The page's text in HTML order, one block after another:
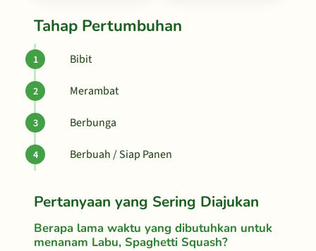
Tahap Pertumbuhan
Bibit
Merambat
Berbunga
Berbuah / Siap Panen
Pertanyaan yang Sering Diajukan
Berapa lama waktu yang dibutuhkan untuk
menanam Labu, Spaghetti Squash?